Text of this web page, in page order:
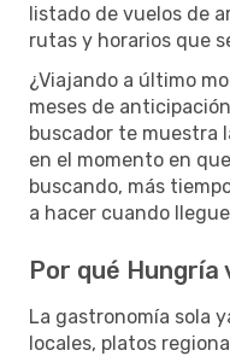
listado de vuelos de
rutas y horarios que
¿Viajando a último
meses de
buscador te muestra
en el momento en
buscando, más
a hacer cuando
Por qué Hungría
La gastronomía sola
locales, platos